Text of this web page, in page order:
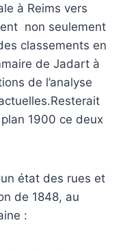
à Reims vers
non seulement
classements en
de Jadart à
de l’analyse
1900 ce deux
état des rues et
de 1848, au
: